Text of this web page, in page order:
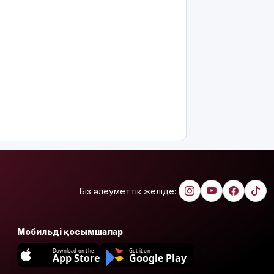
Біз әлеуметтік желіде:
Мобильді қосымшалар
Download on the
App Store
Get it on
Google Play